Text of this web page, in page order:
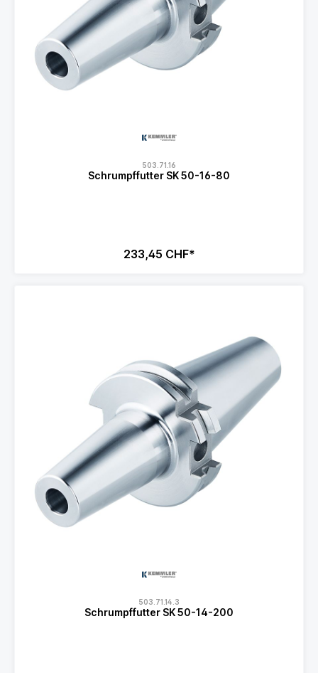
503.71.16
Schrumpffutter SK 50-16-80
233,45 CHF*
503.71.14.3
Schrumpffutter SK 50-14-200